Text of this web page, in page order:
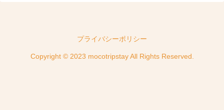
プライバシーポリシー
Copyright © 2023 mocotripstay All Rights Reserved.